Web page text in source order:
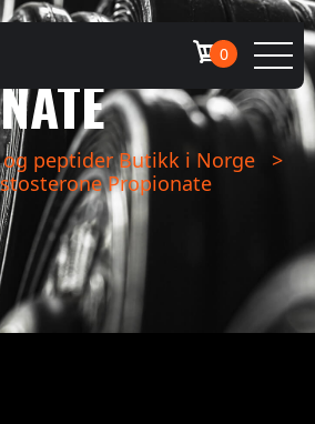
0
peptider Butikk i Norge
>
Propionate